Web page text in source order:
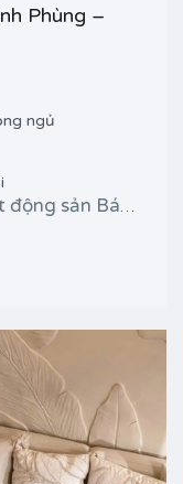
Phùng –
ngủ
Bất động sản Bán, Nhà